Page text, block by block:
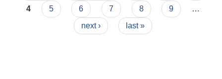
4
5 6 7 8 9
…
next ›
last »